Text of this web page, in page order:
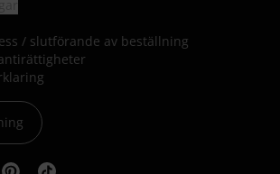
/ slutförande av beställning